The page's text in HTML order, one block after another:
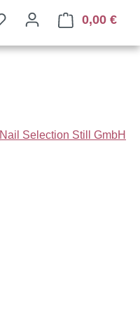
0,00 €
Nail Selection Still GmbH